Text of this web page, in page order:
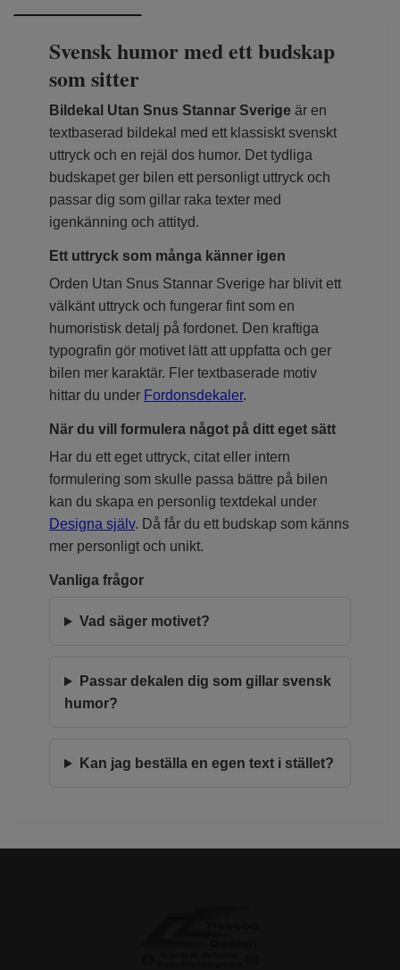
Svensk humor med ett budskap
som sitter
Bildekal Utan Snus Stannar Sverige är en
textbaserad bildekal med ett klassiskt svenskt
uttryck och en rejäl dos humor. Det tydliga
budskapet ger bilen ett personligt uttryck och
passar dig som gillar raka texter med
igenkänning och attityd.
Ett uttryck som många känner igen
Orden Utan Snus Stannar Sverige har blivit ett
välkänt uttryck och fungerar fint som en
humoristisk detalj på fordonet. Den kraftiga
typografin gör motivet lätt att uppfatta och ger
bilen mer karaktär. Fler textbaserade motiv
hittar du under Fordonsdekaler.
När du vill formulera något på ditt eget sätt
Har du ett eget uttryck, citat eller intern
formulering som skulle passa bättre på bilen
kan du skapa en personlig textdekal under
Designa själv. Då får du ett budskap som känns
mer personligt och unikt.
Vanliga frågor
Vad säger motivet?
Passar dekalen dig som gillar svensk
humor?
Kan jag beställa en egen text i stället?